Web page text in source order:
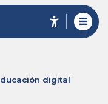
digital